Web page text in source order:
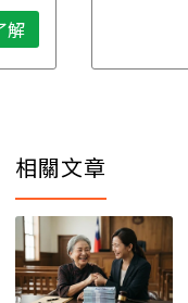
解
相關文章